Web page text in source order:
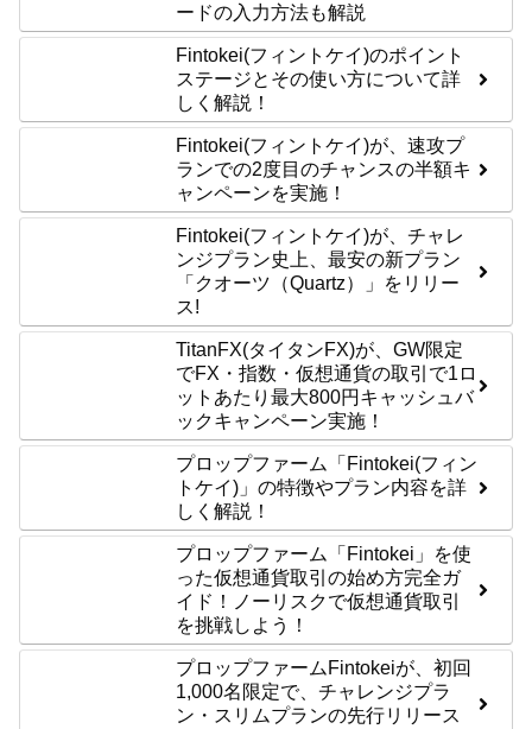
ードの入力方法も解説
Fintokei(フィントケイ)のポイント
ステージとその使い方について詳
しく解説！
Fintokei(フィントケイ)が、速攻プ
ランでの2度目のチャンスの半額キ
ャンペーンを実施！
Fintokei(フィントケイ)が、チャレ
ンジプラン史上、最安の新プラン
「クオーツ（Quartz）」をリリー
ス!
TitanFX(タイタンFX)が、GW限定
でFX・指数・仮想通貨の取引で1ロ
ットあたり最大800円キャッシュバ
ックキャンペーン実施！
プロップファーム「Fintokei(フィン
トケイ)」の特徴やプラン内容を詳
しく解説！
プロップファーム「Fintokei」を使
った仮想通貨取引の始め方完全ガ
イド！ノーリスクで仮想通貨取引
を挑戦しよう！
プロップファームFintokeiが、初回
1,000名限定で、チャレンジプラ
ン・スリムプランの先行リリース